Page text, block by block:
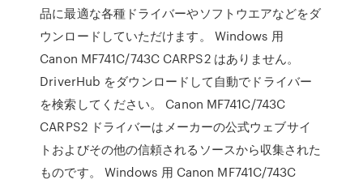
品に最適な各種ドライバーやソフトウエアなどをダ
ウンロードしていただけます。 Windows 用
Canon MF741C/743C CARPS2 はありません。
DriverHub をダウンロードして自動でドライバー
を検索してください。 Canon MF741C/743C
CARPS2 ドライバーはメーカーの公式ウェブサイ
トおよびその他の信頼されるソースから収集された
ものです。 Windows 用 Canon MF741C/743C